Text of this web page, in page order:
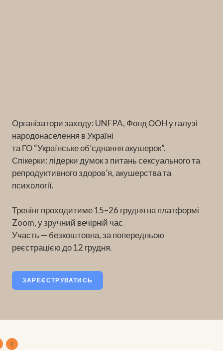
Організатори заходу: UNFPA, Фонд ООН у галузі
народонаселення в Україні
та ГО “Українське об’єднання акушерок”.
Спікерки: лідерки думок з питань сексуального та
репродуктивного здоров’я, акушерства та
психології.
Тренінг проходитиме 15–26 грудня на платформі
Zoom, у зручний вечірній час.
Участь — безкоштовна, за попередньою
реєстрацією до 12 грудня.
ЗАРЕЄСТРУВАТИСЬ